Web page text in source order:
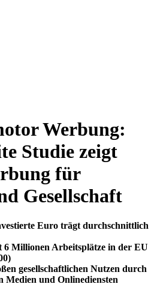
Werbung:
Studie zeigt
für
Gesellschaft
Euro trägt durchschnittlich
6 Millionen Arbeitsplätze in der EU
gesellschaftlichen Nutzen durch
Medien und Onlinediensten